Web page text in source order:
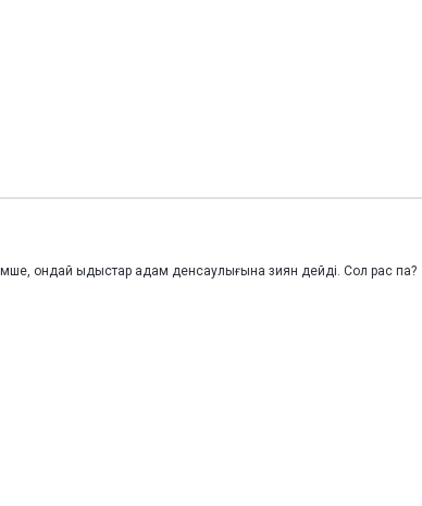
ондай ыдыстар адам денсаулығына зиян дейді. Сол рас па?